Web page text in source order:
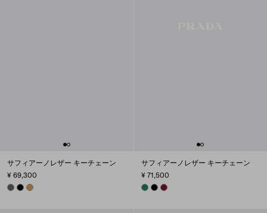
サフィアーノレザー キーチェーン
¥ 69,300
SMOKY GRAY
BLACKCARAMEL
サフィアーノレザー キーチェーン
¥ 71,500
EMERALD GREEN
BLACKBURGUNDY